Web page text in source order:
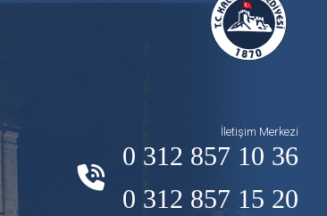
İletişim Merkezi
0 312 857 10 36
0 312 857 15 20